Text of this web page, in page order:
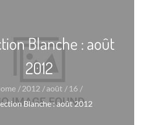
Blanche : août
2012
2012 août
16
Blanche : août 2012